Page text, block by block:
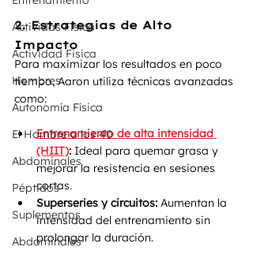
Actividas Fisica
Actividad Fisica
Hombres
Autonomía Física
El Hombre a los 40
Abdominales
Péptidos
Suplementos
Abdominales
2. Estrategias de Alto
Impacto
Para maximizar los resultados en poco
tiempo, Aaron utiliza técnicas avanzadas
como:
Entrenamiento de alta intensidad
(HIIT): Ideal para quemar grasa y
mejorar la resistencia en sesiones
cortas.
Superseries y circuitos: Aumentan la
intensidad del entrenamiento sin
prolongar la duración.